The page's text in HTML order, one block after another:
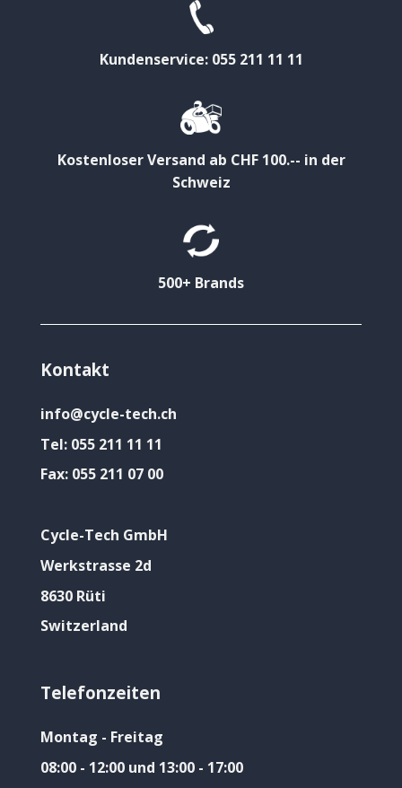
Kundenservice: 055 211 11 11
Kostenloser Versand ab CHF 100.-- in der
Schweiz
500+ Brands
Kontakt
info@cycle-tech.ch
Tel: 055 211 11 11
Fax: 055 211 07 00
Cycle-Tech GmbH
Werkstrasse 2d
8630 Rüti
Switzerland
Telefonzeiten
Montag - Freitag
08:00 - 12:00 und 13:00 - 17:00